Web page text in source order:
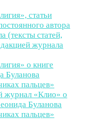
статьи
автора
(тексты статей,
журнала
о книге
Буланова
пальцев»
журнал «Клио» о
Буланова
пальцев»